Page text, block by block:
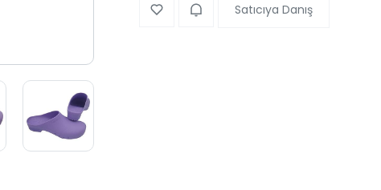
Satıcıya Danış